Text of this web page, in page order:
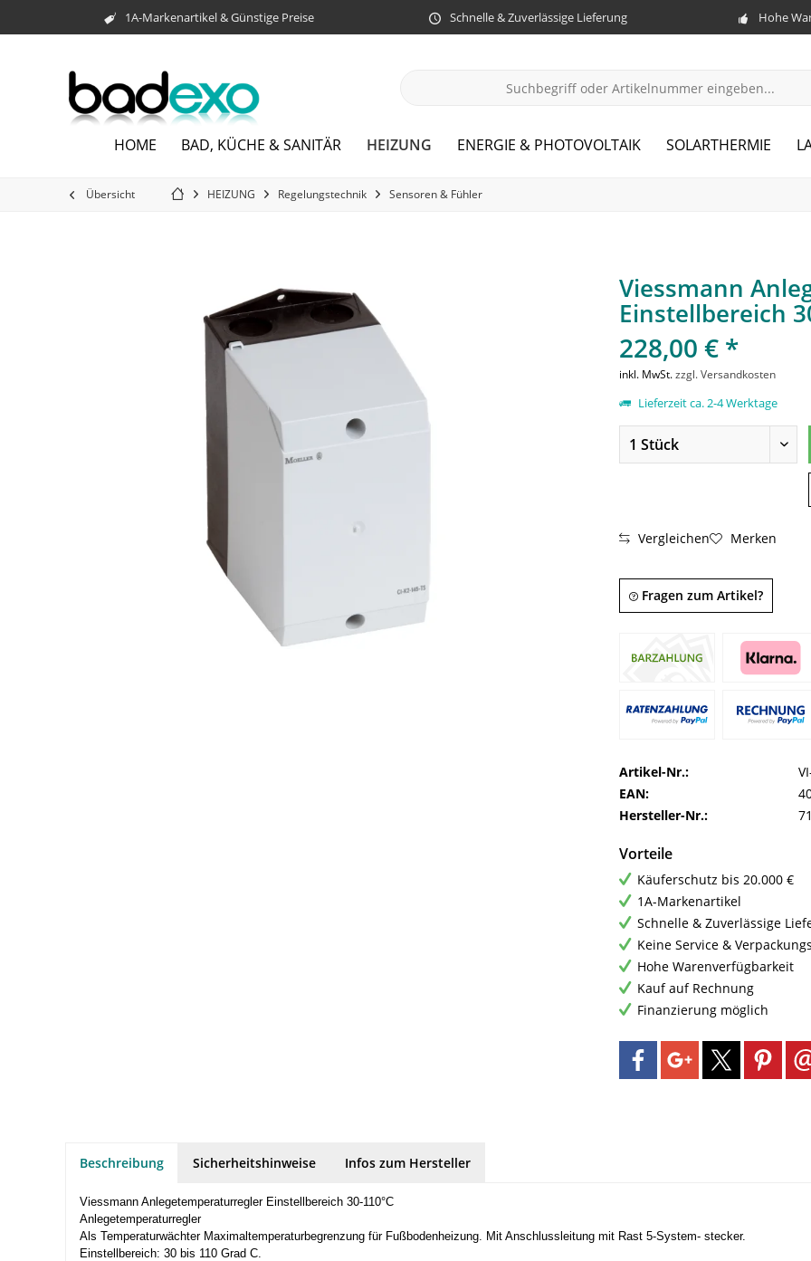
1A-Markenartikel & Günstige Preise Schnelle & Zuverlässige Lieferung Hohe
HOME BAD, KÜCHE & SANITÄR HEIZUNG ENERGIE & PHOTOVOLTAIK SOLARTHERMIE
Übersicht HEIZUNG Regelungstechnik Sensoren & Fühler
Viessmann
Einstellbereich
228,00 € *
inkl. MwSt.zzgl. Versandkosten
Lieferzeit ca. 2-4 Werktage
Vergleichen Merken
Fragen zum Artikel?
Artikel-Nr.:
EAN:
Hersteller-Nr.:
Vorteile
Käuferschutz bis 20.000 €
1A-Markenartikel
Schnelle & Zuverlässige
Keine Service &
Hohe Warenverfügbarkeit
Kauf auf Rechnung
Finanzierung möglich
Beschreibung Sicherheitshinweise Infos zum Hersteller
Viessmann Anlegetemperaturregler Einstellbereich 30-110°C
Anlegetemperaturregler
Als Temperaturwächter Maximaltemperaturbegrenzung für Fußbodenheizung. Mit Anschlussleitung mit Rast 5-System- stecker.
Einstellbereich: 30 bis 110 Grad C.